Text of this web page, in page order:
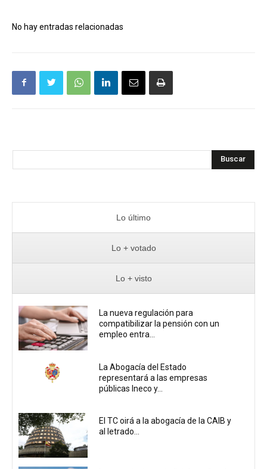
No hay entradas relacionadas
Buscar
Lo último
Lo + votado
Lo + visto
La nueva regulación para
compatibilizar la pensión con un
empleo entra...
La Abogacía del Estado
representará a las empresas
públicas Ineco y...
El TC oirá a la abogacía de la CAIB y
al letrado...